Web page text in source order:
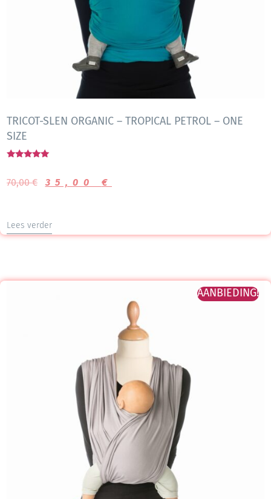
TRICOT-SLEN ORGANIC – TROPICAL PETROL – ONE
SIZE
uit 5
70,00€ 35,00 €
Lees verder
AANBIEDING!